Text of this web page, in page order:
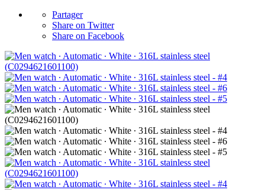
Partager
Share on Twitter
Share on Facebook